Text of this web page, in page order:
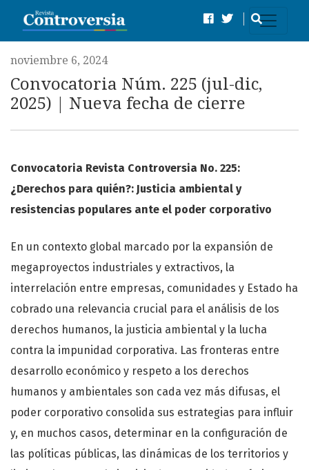
Convocatoria Núm. 225 (jul-dic, 2025) | Nueva fecha de
noviembre 6, 2024
Convocatoria Núm. 225 (jul-dic,
2025) | Nueva fecha de cierre
Convocatoria Revista Controversia No. 225:
¿Derechos para quién?: Justicia ambiental y
resistencias populares ante el poder corporativo
En un contexto global marcado por la expansión de
megaproyectos industriales y extractivos, la
interrelación entre empresas, comunidades y Estado ha
cobrado una relevancia crucial para el análisis de los
derechos humanos, la justicia ambiental y la lucha
contra la impunidad corporativa. Las fronteras entre
desarrollo económico y respeto a los derechos
humanos y ambientales son cada vez más difusas, el
poder corporativo consolida sus estrategias para influir
y, en muchos casos, determinar en la configuración de
las políticas públicas, las dinámicas de los territorios y